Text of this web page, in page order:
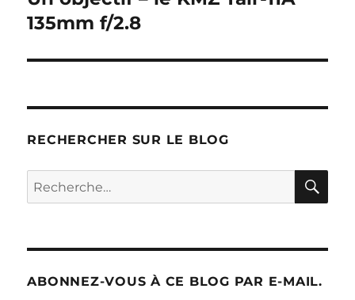
l’article
135mm f/2.8
RECHERCHER SUR LE BLOG
Recherche
pour :
ABONNEZ-VOUS À CE BLOG PAR E-MAIL.